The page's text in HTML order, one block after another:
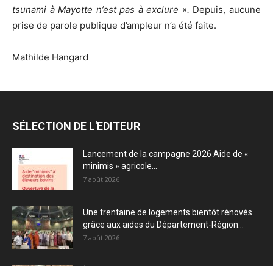
tsunami à Mayotte n’est pas à exclure ». Depuis, aucune
prise de parole publique d’ampleur n’a été faite.
Mathilde Hangard
SÉLECTION DE L'EDITEUR
Lancement de la campagne 2026 Aide de «
minimis » agricole...
7 août 2026
Une trentaine de logements bientôt rénovés
grâce aux aides du Département-Région...
7 août 2026